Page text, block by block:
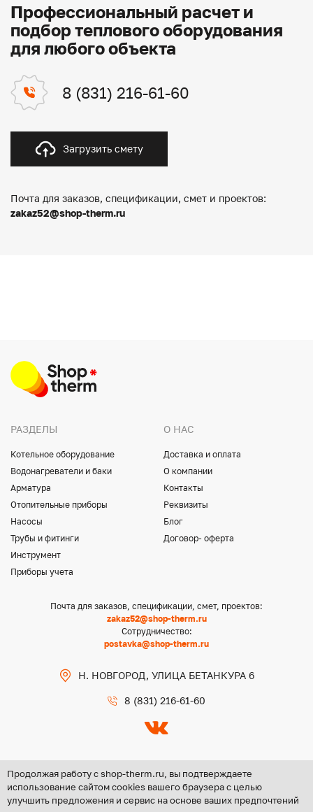
Профессиональный расчет и
подбор теплового оборудования
для любого объекта
8 (831) 216-61-60
Загрузить смету
Почта для заказов, спецификации, смет и проектов:
zakaz52@shop-therm.ru
РАЗДЕЛЫ
Котельное оборудование
Водонагреватели и баки
Арматура
Отопительные приборы
Насосы
Трубы и фитинги
Инструмент
Приборы учета
О НАС
Доставка и оплата
О компании
Контакты
Реквизиты
Блог
Договор- оферта
Почта для заказов, спецификации, смет, проектов:
zakaz52@shop-therm.ru
Сотрудничество:
postavka@shop-therm.ru
Н. НОВГОРОД, УЛИЦА БЕТАНКУРА 6
8 (831) 216-61-60
Copyright @ 2026 ООО «ЦЕНТР ГРУПП НН»
Продолжая работу с shop-therm.ru, вы подтверждаете
использование сайтом cookies вашего браузера с целью
улучшить предложения и сервис на основе ваших предпочтений